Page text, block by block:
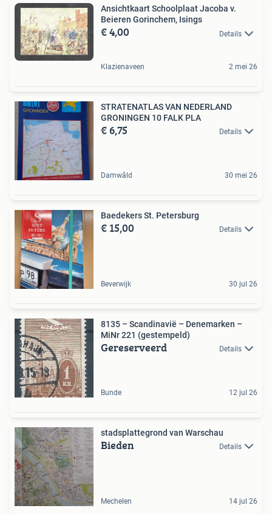
Ansichtkaart Schoolplaat Jacoba v.
Beieren Gorinchem, Isings
€ 4,00 Details
Klazienaveen 2 mei 26
STRATENATLAS VAN NEDERLAND
GRONINGEN 10 FALK PLA
€ 6,75 Details
Damwâld 30 mei 26
Baedekers St. Petersburg
€ 15,00 Details
Beverwijk 30 jul 26
8135 – Scandinavië – Denemarken –
MiNr 221 (gestempeld)
Gereserveerd Details
Bunde 12 jul 26
stadsplattegrond van Warschau
Bieden Details
Mechelen 14 jul 26